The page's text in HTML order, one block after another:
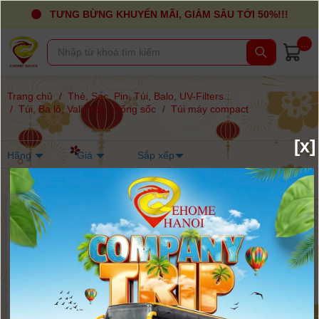
TƯNG BỪNG KHUYẾN MÃI, GIẢM SÂU TỚI 50%!!!
Trang chủ / Thẻ, Sạc, Pin, Túi, Balo, UV-Filters...
/ Túi, Ba lô, Vali, Hộp chống sốc / Túi máy compact
Hãng Giá Sắp xếp [x]